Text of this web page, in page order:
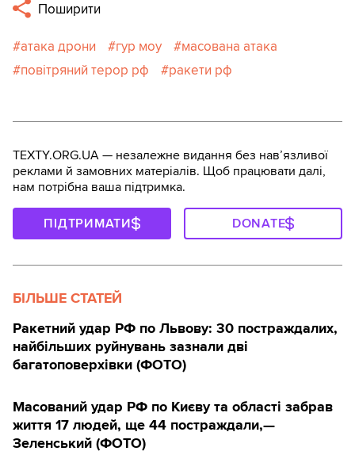
Поширити
атака дрони гур моу
масована атака
повітряний терор рф
ракети рф
TEXTY.ORG.UA — незалежне видання без навʼязливої
реклами й замовних матеріалів. Щоб працювати далі,
нам потрібна ваша підтримка.
ПІДТРИМАТИ DONATE
БІЛЬШЕ СТАТЕЙ
Ракетний удар РФ по Львову: 30 постраждалих,
найбільших руйнувань зазнали дві
багатоповерхівки (ФОТО)
Масований удар РФ по Києву та області забрав
життя 17 людей, ще 44 постраждали,—
Зеленський (ФОТО)